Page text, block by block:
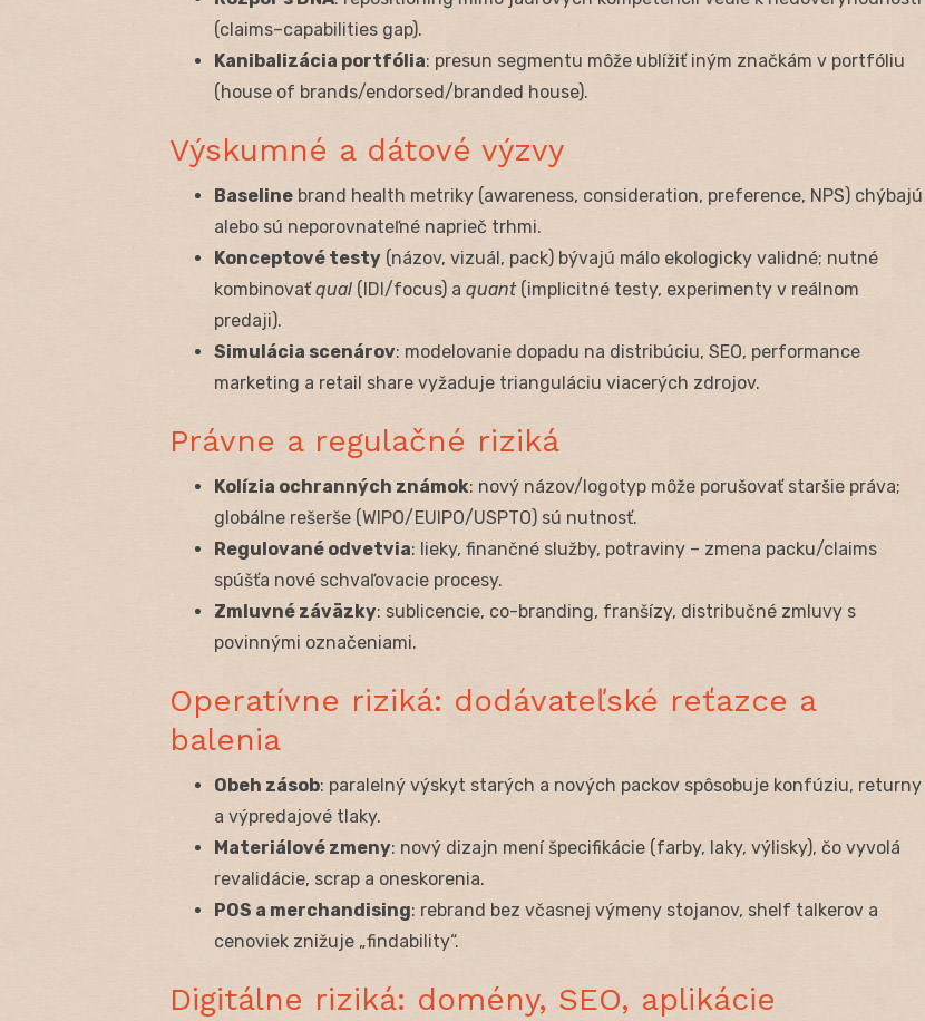
(claims–capabilities gap).
Kanibalizácia portfólia: presun segmentu môže ublížiť iným značkám v portfóliu
(house of brands/endorsed/branded house).
Výskumné a dátové výzvy
Baseline brand health metriky (awareness, consideration, preference, NPS) chýbajú
alebo sú neporovnateľné naprieč trhmi.
Konceptové testy (názov, vizuál, pack) bývajú málo ekologicky validné; nutné
kombinovaťqual (IDI/focus) a quant(implicitné testy, experimenty v reálnom
predaji).
Simulácia scenárov: modelovanie dopadu na distribúciu, SEO, performance
marketing a retail share vyžaduje trianguláciu viacerých zdrojov.
Právne a regulačné riziká
Kolízia ochranných známok: nový názov/logotyp môže porušovať staršie práva;
globálne rešerše (WIPO/EUIPO/USPTO) sú nutnosť.
Regulované odvetvia: lieky, finančné služby, potraviny – zmena packu/claims
spúšťa nové schvaľovacie procesy.
Zmluvné záväzky: sublicencie, co-branding, franšízy, distribučné zmluvy s
povinnými označeniami.
Operatívne riziká: dodávateľské reťazce a
balenia
Obeh zásob: paralelný výskyt starých a nových packov spôsobuje konfúziu, returny
a výpredajové tlaky.
Materiálové zmeny: nový dizajn mení špecifikácie (farby, laky, výlisky), čo vyvolá
revalidácie, scrap a oneskorenia.
POS a merchandising: rebrand bez včasnej výmeny stojanov, shelf talkerov a
cenoviek znižuje „findability“.
Digitálne riziká: domény, SEO, aplikácie